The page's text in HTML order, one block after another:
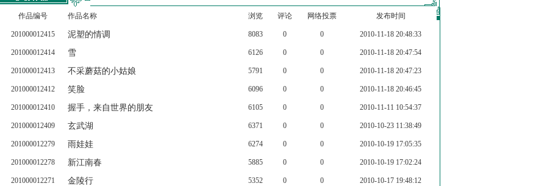
作品编号 作品名称 浏览 评论 网络投票 发布时间
201000012415 泥塑的情调 8083 0 0 2010-11-18 20:48:33
201000012414 雪 6126 0 0 2010-11-18 20:47:54
201000012413 不采蘑菇的小姑娘 5791 0 0 2010-11-18 20:47:23
201000012412 笑脸 6096 0 0 2010-11-18 20:46:45
201000012410 握手，来自世界的朋友 6105 0 0 2010-11-11 10:54:37
201000012409 玄武湖 6371 0 0 2010-10-23 11:38:49
201000012279 雨娃娃 6274 0 0 2010-10-19 17:05:35
201000012278 新江南春 5885 0 0 2010-10-19 17:02:24
201000012271 金陵行 5352 0 0 2010-10-17 19:48:12